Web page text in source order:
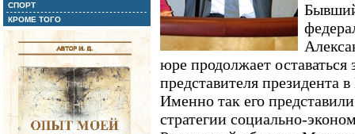
СПОРТ
КРОМЕ ТОГО
юре продолжает
представителя
Именно так его
стратегии социально-